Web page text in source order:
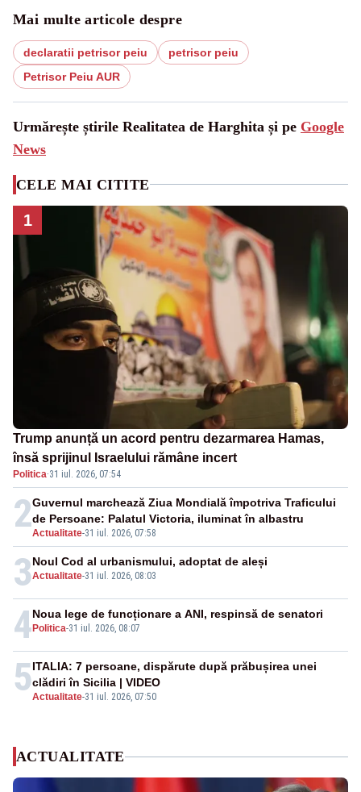
Mai multe articole despre
declaratii petrisor peiu
petrisor peiu
Petrisor Peiu AUR
Urmărește știrile Realitatea de Harghita și pe Google
News
CELE MAI CITITE
1
Trump anunță un acord pentru dezarmarea Hamas,
însă sprijinul Israelului rămâne incert
Politica·31 iul. 2026, 07:54
2Actualitate-31 iul. 2026, 07:58
Guvernul marchează Ziua Mondială împotriva Traficului
de Persoane: Palatul Victoria, iluminat în albastru
3Actualitate-31 iul. 2026, 08:03
Noul Cod al urbanismului, adoptat de aleși
4 Politica-31 iul. 2026, 08:07
Noua lege de funcționare a ANI, respinsă de senatori
5Actualitate-31 iul. 2026, 07:50
ITALIA: 7 persoane, dispărute după prăbușirea unei
clădiri în Sicilia | VIDEO
ACTUALITATE